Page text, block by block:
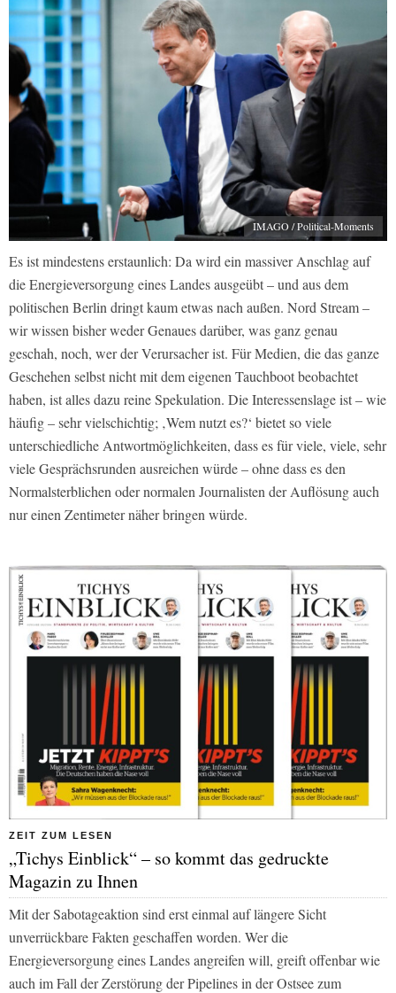
IMAGO / Political-Moments
Es ist mindestens erstaunlich: Da wird ein massiver Anschlag auf
die Energieversorgung eines Landes ausgeübt – und aus dem
politischen Berlin dringt kaum etwas nach außen. Nord Stream –
wir wissen bisher weder Genaues darüber, was ganz genau
geschah, noch, wer der Verursacher ist. Für Medien, die das ganze
Geschehen selbst nicht mit dem eigenen Tauchboot beobachtet
haben, ist alles dazu reine Spekulation. Die Interessenslage ist – wie
häufig – sehr vielschichtig; ‚Wem nutzt es?‘ bietet so viele
unterschiedliche Antwortmöglichkeiten, dass es für viele, viele, sehr
viele Gesprächsrunden ausreichen würde – ohne dass es den
Normalsterblichen oder normalen Journalisten der Auflösung auch
nur einen Zentimeter näher bringen würde.
ZEIT ZUM LESEN
„Tichys Einblick“ – so kommt das gedruckte
Magazin zu Ihnen
Mit der Sabotageaktion sind erst einmal auf längere Sicht
unverrückbare Fakten geschaffen worden. Wer die
Energieversorgung eines Landes angreifen will, greift offenbar wie
auch im Fall der Zerstörung der Pipelines in der Ostsee zum